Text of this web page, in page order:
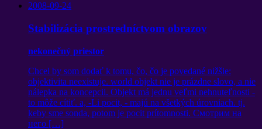
2008-09-24
Stabilizácia prostredníctvom obrazov
nekonečný priestor
Chcel by som dodať k tomu, čo, čo je povedané nižšie:
objektivita neexistuje. world objekt nie je prázdne slovo, a nie
nálepka na koncepcii. Objekt má jednu veľmi nehnuteľnosti -
to môže cítiť. a, -Li pocit, - majú na všetkých úrovniach. tj.
keby sme sonda, potom je pocit prítomnosti. Смотрим на
него […]